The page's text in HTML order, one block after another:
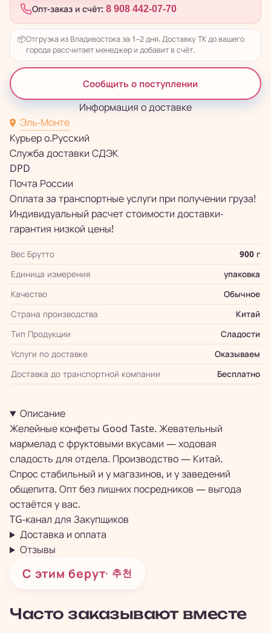
Опт-заказ и счёт: 8 908 442-07-70
📦Отгрузка из Владивостока за 1–2 дня. Доставку ТК до вашего
города рассчитает менеджер и добавит в счёт.
Сообщить о поступлении
Информация о доставке
Эль-Монте
Курьер о.Русский
Служба доставки СДЭК
DPD
Почта России
Оплата за транспортные услуги при получении груза!
Индивидуальный расчет стоимости доставки-
гарантия низкой цены!
Вес Брутто
900 г
Единица измерения
упаковка
Качество
Обычное
Страна производства
Китай
Тип Продукции
Сладости
Услуги по доставке
Оказываем
Доставка до транспортной компании
Бесплатно
Описание
Желейные конфеты Good Taste. Жевательный
мармелад с фруктовыми вкусами — ходовая
сладость для отдела. Производство — Китай.
Спрос стабильный и у магазинов, и у заведений
общепита. Опт без лишних посредников — выгода
остаётся у вас.
TG-канал для Закупщиков
Доставка и оплата
Отзывы
С этим берут· 추천
Часто заказывают вместе